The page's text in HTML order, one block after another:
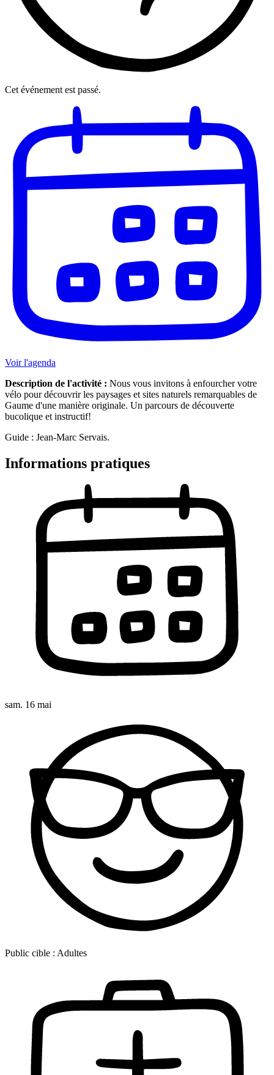
Cet événement est passé.
Voir l'agenda
Description de l'activité : Nous vous invitons à enfourcher votre
vélo pour découvrir les paysages et sites naturels remarquables de
Gaume d'une manière originale. Un parcours de découverte
bucolique et instructif!
Guide : Jean-Marc Servais.
Informations pratiques
sam. 16 mai
Public cible : Adultes